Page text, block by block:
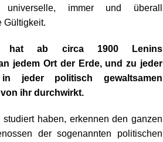
immer und überall
Gültigkeit.
hat ab circa 1900 Lenins
jedem Ort der Erde, und zu jeder
jeder politisch gewaltsamen
ihr durchwirkt.
haben, erkennen den ganzen
der sogenannten politischen